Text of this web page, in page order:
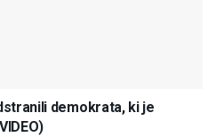
demokrata, ki je